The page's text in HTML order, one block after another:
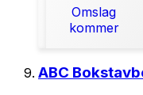
Omslag
kommer
ABC